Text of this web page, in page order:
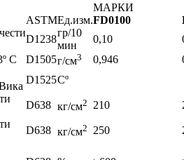
МАРКИ
ASTMЕд.изм.FD0100
D1238
гр/10
мин
0,10
C
D1505г/см3 0,946
D1525Сº
D638 кг/см2 210
D638 кг/см2 250